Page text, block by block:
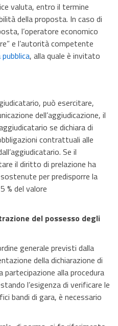
valuta, entro il termine
della proposta. In caso di
l’operatore economico
e l’autorità competente
, alla quale è invitato
può esercitare,
dell’aggiudicazione, il
se dichiara di
contrattuali alle
Se il
il diritto di prelazione ha
per predisporre la
% del valore
del possesso degli
generale previsti dalla
della dichiarazione di
alla procedura
l’esigenza di verificare le
bandi di gara, è necessario